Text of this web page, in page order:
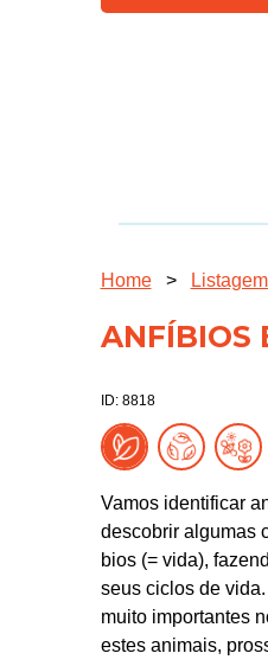
Home >
ANFÍBIOS
ID: 8818
Vamos identificar
descobrir algumas
bios (= vida),
seus ciclos de
muito importantes
estes animais,